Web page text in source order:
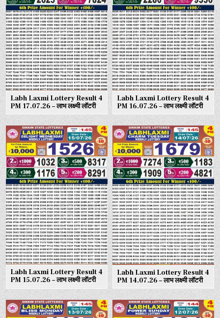
Labh Laxmi Lottery Result 4
PM 17.07.26 – लाभ लक्ष्मी लॉटरी
Labh Laxmi Lottery Result 4
PM 16.07.26 – लाभ लक्ष्मी लॉटरी
Labh Laxmi Lottery Result 4
PM 15.07.26 – लाभ लक्ष्मी लॉटरी
Labh Laxmi Lottery Result 4
PM 14.07.26 – लाभ लक्ष्मी लॉटरी